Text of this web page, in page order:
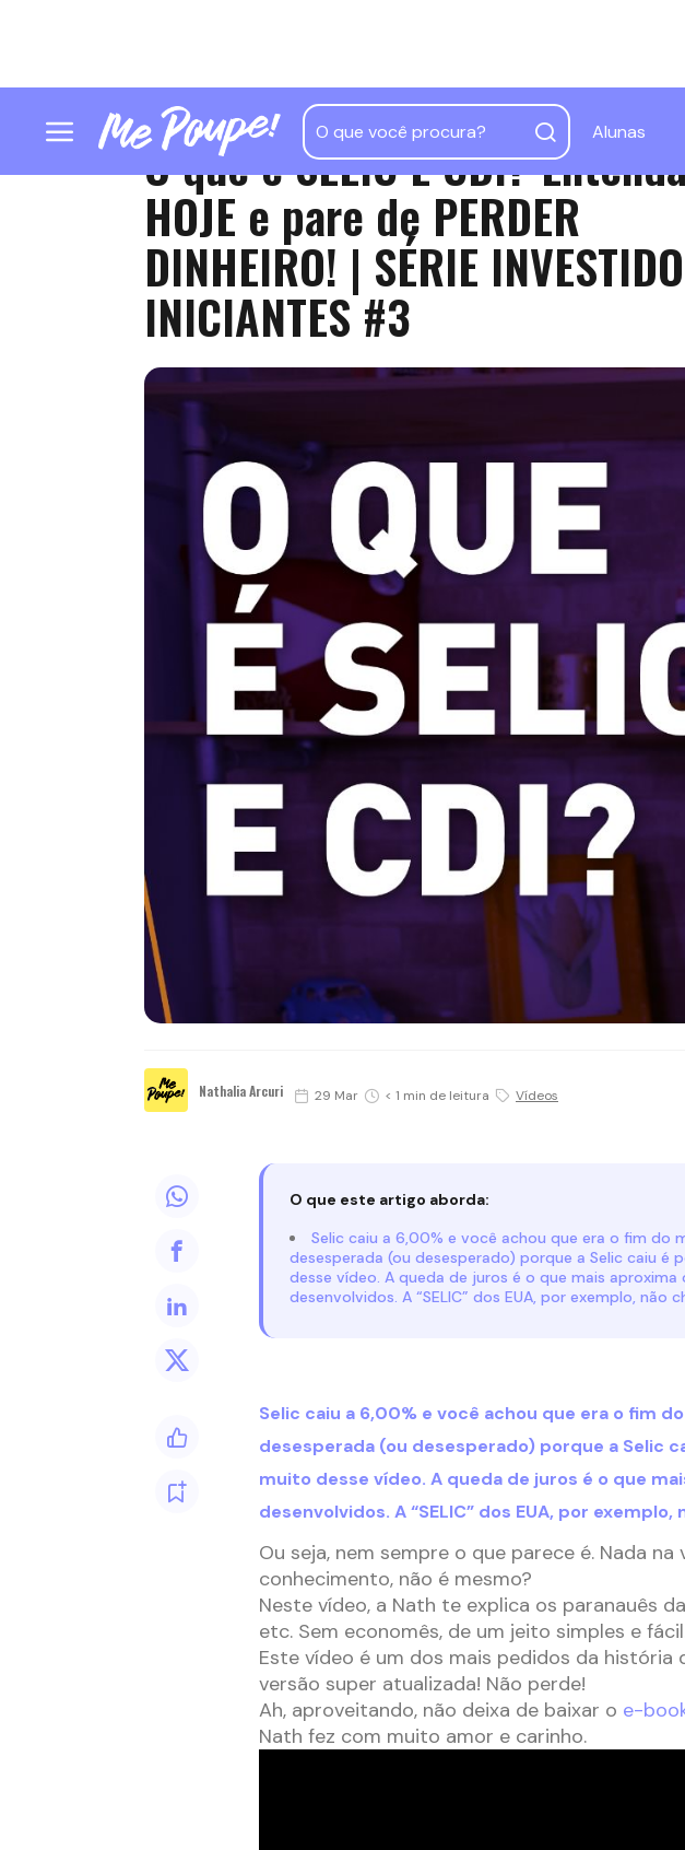
Alunas
O que é SELIC E CDI?
HOJE e pare de PERDER
DINHEIRO! | SÉRIE
INICIANTES #3
Nathalia Arcuri 29 Mar < 1 min de leitura Vídeos
O que este artigo aborda:
Selic caiu a 6,00% e você achou que era o fim do
desesperada (ou desesperado) porque a Selic caiu é
desse vídeo. A queda de juros é o que mais aproxima
desenvolvidos. A “SELIC” dos EUA, por exemplo, não
Selic caiu a 6,00% e você achou que era o fim
desesperada (ou desesperado) porque a Selic
muito desse vídeo. A queda de juros é o que
desenvolvidos. A “SELIC” dos EUA, por exemplo,
Ou seja, nem sempre o que parece é. Nada
conhecimento, não é mesmo?
Neste vídeo, a Nath te explica os paranauês da
etc. Sem economês, de um jeito simples e
Este vídeo é um dos mais pedidos da história
versão super atualizada! Não perde!
Ah, aproveitando, não deixa de baixar o e-
Nath fez com muito amor e carinho.